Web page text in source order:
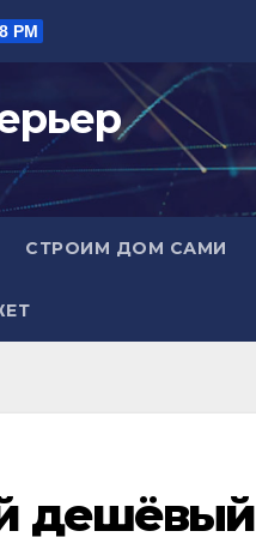
PM
СТРОИМ ДОМ САМИ
дешёвый